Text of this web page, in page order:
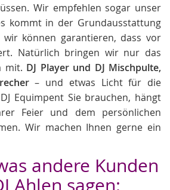
Wir empfehlen sogar unser
kommt in der Grundausstattung
können garantieren, dass vor
Natürlich bringen wir nur das
mit. DJ Player und DJ Mischpulte,
– und etwas Licht für die
Equimpent Sie brauchen, hängt
Feier und dem persönlichen
Wir machen Ihnen gerne ein
andere Kunden
Ahlen sagen: